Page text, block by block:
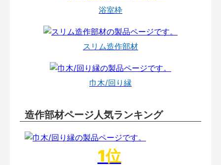
浴室枠
スリム造作部材
巾木/回り縁
造作部材ページ人気ランキング